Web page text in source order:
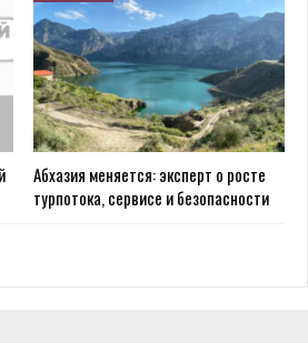
Абхазия меняется: эксперт о росте
турпотока, сервисе и безопасности